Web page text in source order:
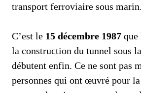
transport ferroviaire sous marin.
C’est le 15 décembre 1987 que
la construction du tunnel sous
débutent enfin. Ce ne sont pas
personnes qui ont œuvré pour